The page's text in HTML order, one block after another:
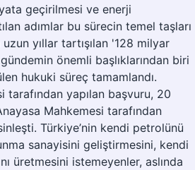
geçirilmesi ve enerji
adımlar bu sürecin temel taşları
yıllar tartışılan '128 milyar
önemli başlıklarından biri
hukuki süreç tamamlandı.
yapılan başvuru, 20
Mahkemesi tarafından
Türkiye’nin kendi petrolünü
sanayisini geliştirmesini, kendi
üretmesini istemeyenler, aslında